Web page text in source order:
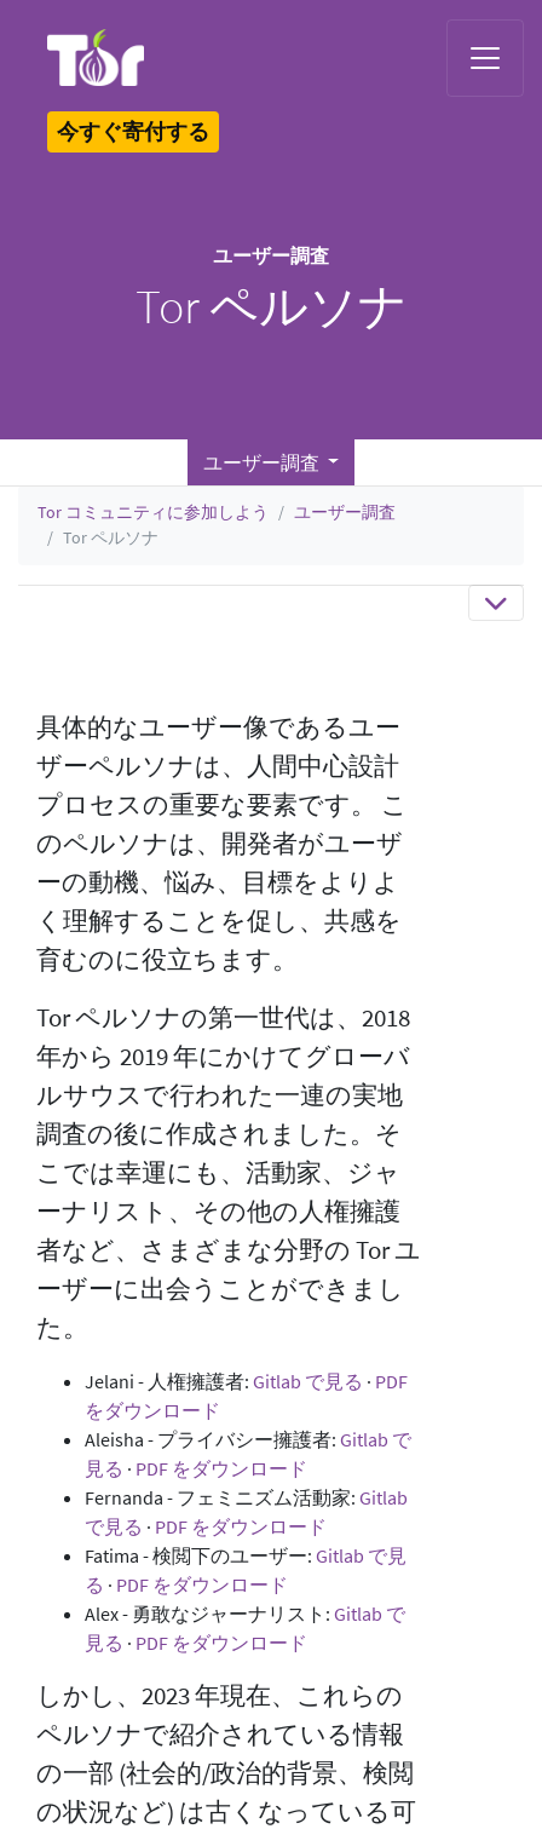
今すぐ寄付する
ユーザー調査
Tor ペルソナ
ユーザー調査
Tor コミュニティに参加しよう
ユーザー調査
Tor ペルソナ
具体的なユーザー像であるユー
ザーペルソナは、人間中心設計
プロセスの重要な要素です。 こ
のペルソナは、開発者がユーザ
ーの動機、悩み、目標をよりよ
く理解することを促し、共感を
育むのに役立ちます。
Tor ペルソナの第一世代は、2018
年から 2019 年にかけてグローバ
ルサウスで行われた一連の実地
調査の後に作成されました。そ
こでは幸運にも、活動家、ジャ
ーナリスト、その他の人権擁護
者など、さまざまな分野の Tor ユ
ーザーに出会うことができまし
た。
Jelani - 人権擁護者: Gitlab で見る · PDF
をダウンロード
Aleisha - プライバシー擁護者: Gitlab で
見る · PDF をダウンロード
Fernanda - フェミニズム活動家: Gitlab
で見る · PDF をダウンロード
Fatima - 検閲下のユーザー: Gitlab で見
る · PDF をダウンロード
Alex - 勇敢なジャーナリスト: Gitlab で
見る · PDF をダウンロード
しかし、2023 年現在、これらの
ペルソナで紹介されている情報
の一部 (社会的/政治的背景、検閲
の状況など) は古くなっている可